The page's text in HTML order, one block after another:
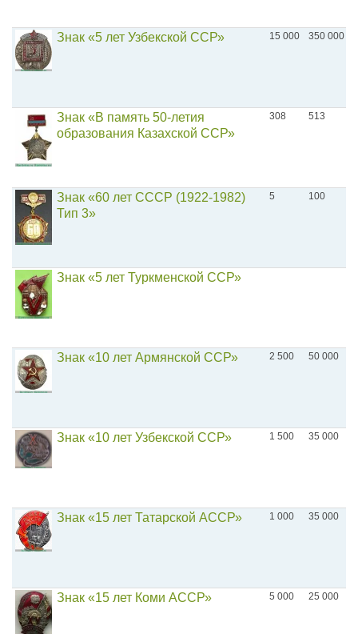
Знак «5 лет Узбекской ССР» 15 000 350 000
Знак «В память 50-летия
образования Казахской ССР»
308 513
Знак «60 лет СССР (1922-1982)
Тип 3»
5 100
Знак «5 лет Туркменской ССР»
Знак «10 лет Армянской ССР» 2 500 50 000
Знак «10 лет Узбекской ССР» 1 500 35 000
Знак «15 лет Татарской АССР» 1 000 35 000
Знак «15 лет Коми АССР» 5 000 25 000